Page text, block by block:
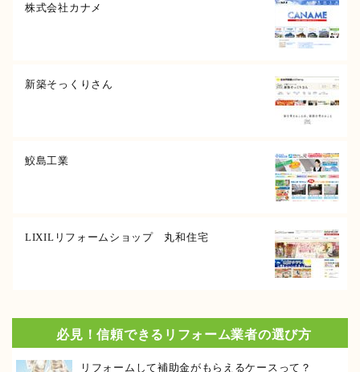
株式会社カナメ
新築そっくりさん
鮫島工業
LIXILリフォームショップ 丸和住宅
必見！信頼できるリフォーム業者の選び方
リフォームして補助金がもらえるケースって？